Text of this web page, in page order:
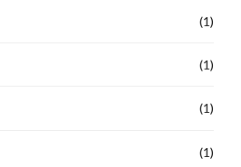
(1)
(1)
(1)
(1)